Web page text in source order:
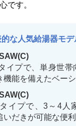
です。
な人気給湯器モデ
イプで、単身世帯
機能を備えたベーシ
イプで、3～4人
いだきが可能な便利